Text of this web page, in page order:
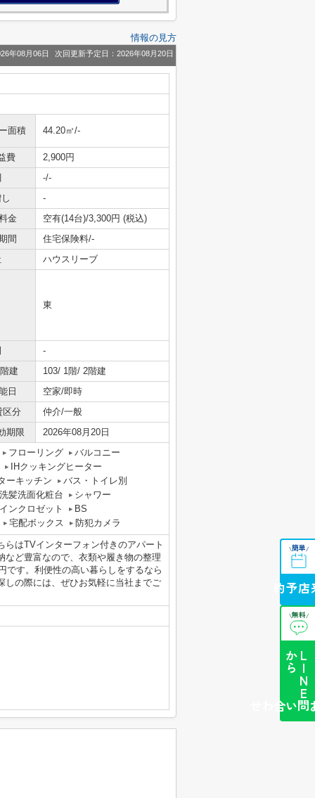
情報の見方
年08月06日 次回更新予定日：2026年08月20日
面積 44.20㎡/-
費
2,900円
-/-
-
金
空有(14台)/3,300円 (税込)
間
住宅保険料/-
ハウスリーブ
東
-
建
103/ 1階/ 2階建
日
空家/即時
区分
仲介/一般
期限
2026年08月20日
フローリング
バルコニー
IHクッキングヒーター
ーキッチン
バス・トイレ別
洗髪洗面化粧台
シャワー
ンクロゼット
BS
宅配ボックス
防犯カメラ
はTVインターフォン付きのアパート
ど豊富なので、衣類や履き物の整理
です。利便性の高い暮らしをするなら
しの際には、ぜひお気軽に当社までご
\簡単/
来店予約
\無料/
L
I
N
E
か
ら